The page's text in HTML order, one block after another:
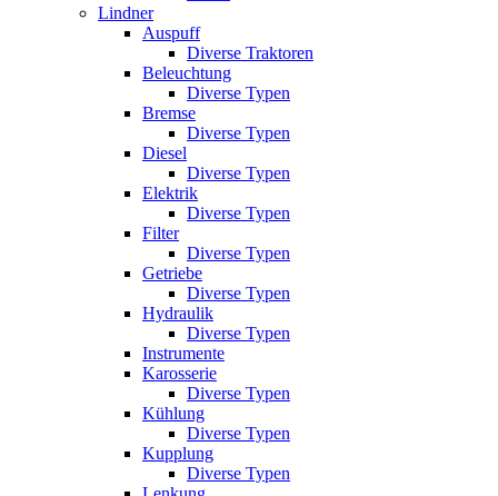
Lindner
Auspuff
Diverse Traktoren
Beleuchtung
Diverse Typen
Bremse
Diverse Typen
Diesel
Diverse Typen
Elektrik
Diverse Typen
Filter
Diverse Typen
Getriebe
Diverse Typen
Hydraulik
Diverse Typen
Instrumente
Karosserie
Diverse Typen
Kühlung
Diverse Typen
Kupplung
Diverse Typen